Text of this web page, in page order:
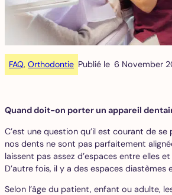
FAQ, Orthodontie Publié le 6 November
Quand doit-on porter un appareil
C’est une question qu’il est courant de
nos dents ne sont pas parfaitement
laissent pas assez d’espaces entre elles
D’autre fois, il y a des espaces diastèmes
Selon l’âge du patient, enfant ou adulte,